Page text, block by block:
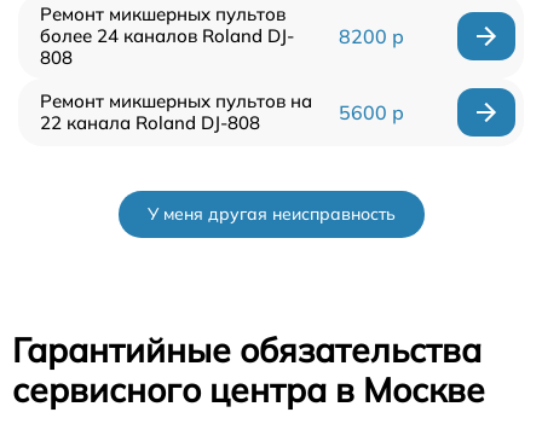
Ремонт микшерных пультов
более 24 каналов Roland DJ-
808
8200 р
Ремонт микшерных пультов на
22 канала Roland DJ-808
5600 р
У меня другая неисправность
Гарантийные обязательства
сервисного центра в Москве